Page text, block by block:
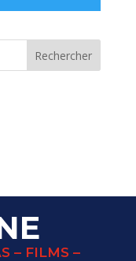
– FILMS –